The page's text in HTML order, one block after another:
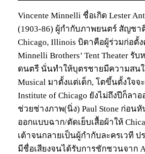
Vincente Minnelli ชื่อเกิด Lester
(1903-86) ผู้กำกับภาพยนตร์ สัญชา
Chicago, Illinois บิดาคือผู้ร่วมก่อตั้
Minnelli Brothers’ Tent Theater รั
ดนตรี นั่นทำให้บุตรชายมีความสน
Musical มาตั้งแต่เด็ก, โตขึ้นตั้งใจจ
Institute of Chicago ยังไม่ถึงปีก็ลา
ช่วยช่างภาพ(นิ่ง) Paul Stone ก่อน
ออกแบบฉาก/ตัดเย็บเสื้อผ้าให้
เต้าจนกลายเป็นผู้กำกับละครเวที ป
มีชื่อเสียงจนได้รับการชักชวนจาก